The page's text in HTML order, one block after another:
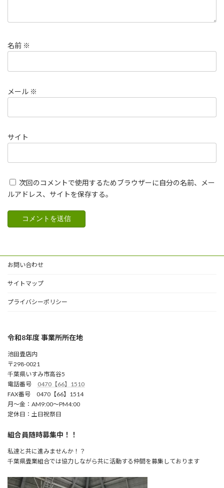
名前 ※
メール ※
サイト
次回のコメントで使用するためブラウザーに自分の名前、メー
ルアドレス、サイトを保存する。
お問い合わせ
サイトマップ
プライバシーポリシー
令和8年度 事業所所在地
池田畳店内
〒298-0021
千葉県いすみ市高谷5
電話番号 0470【66】1510
FAX番号 0470【66】1514
月～金：AM9:00～PM4:00
定休日：土日祝祭日
組合員随時募集中！！
私達と共に進みませんか！？
千葉県畳業組合では協力しながら共に活動する仲間を募集しております